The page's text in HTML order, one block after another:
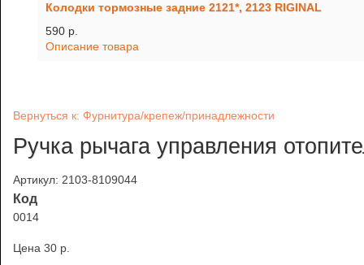
Колодки тормозные задние 2121*, 2123 RIGINAL
590 p.
Описание товара
Вернуться к: Фурнитура/крепеж/принадлежности
Ручка рычага управления
Артикул: 2103-8109044
Код
0014
Цена 30 p.